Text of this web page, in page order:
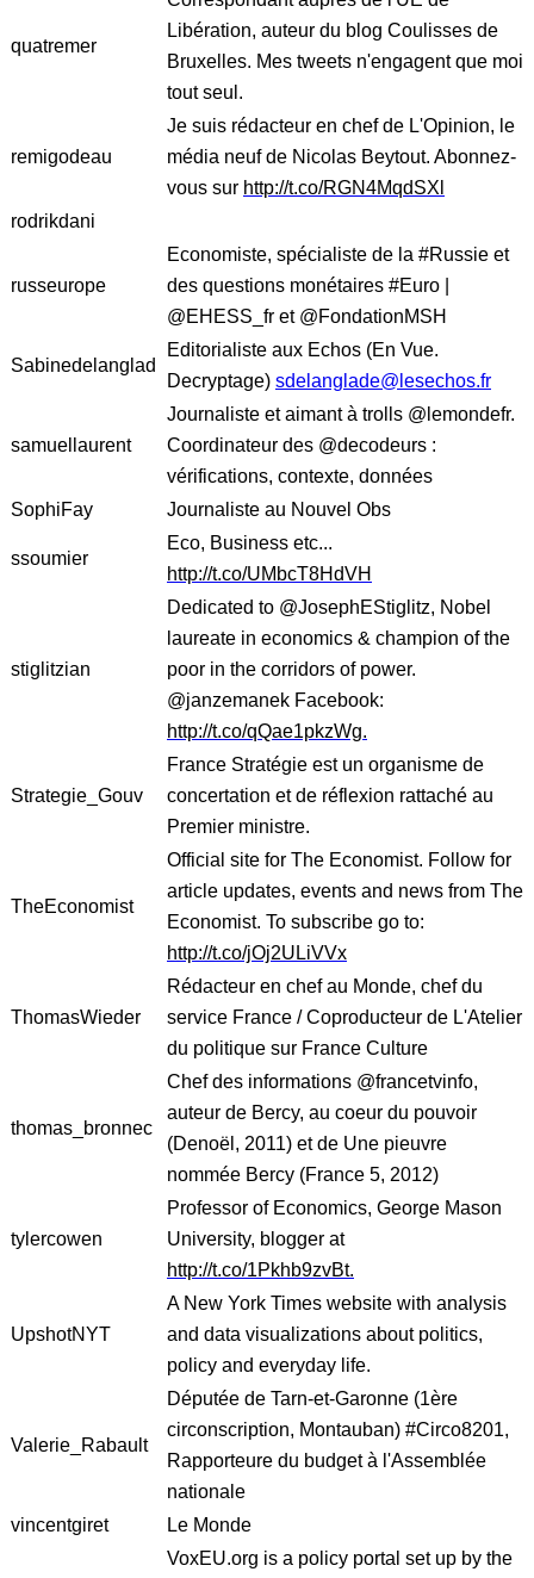
quatremer
Libération, auteur du blog Coulisses de
Bruxelles. Mes tweets n'engagent que moi
tout seul.
remigodeau
Je suis rédacteur en chef de L'Opinion, le
média neuf de Nicolas Beytout. Abonnez-
vous sur http://t.co/RGN4MqdSXl
rodrikdani
russeurope
Economiste, spécialiste de la #Russie et
des questions monétaires #Euro |
@EHESS_fr et @FondationMSH
Sabinedelanglad
Editorialiste aux Echos (En Vue.
Decryptage) sdelanglade@lesechos.fr
samuellaurent
Journaliste et aimant à trolls @lemondefr.
Coordinateur des @decodeurs :
vérifications, contexte, données
SophiFay
Journaliste au Nouvel Obs
ssoumier
Eco, Business etc...
http://t.co/UMbcT8HdVH
stiglitzian
Dedicated to @JosephEStiglitz, Nobel
laureate in economics & champion of the
poor in the corridors of power.
@janzemanek Facebook:
http://t.co/qQae1pkzWg.
Strategie_Gouv
France Stratégie est un organisme de
concertation et de réflexion rattaché au
Premier ministre.
TheEconomist
Official site for The Economist. Follow for
article updates, events and news from The
Economist. To subscribe go to:
http://t.co/jOj2ULiVVx
ThomasWieder
Rédacteur en chef au Monde, chef du
service France / Coproducteur de L'Atelier
du politique sur France Culture
thomas_bronnec
Chef des informations @francetvinfo,
auteur de Bercy, au coeur du pouvoir
(Denoël, 2011) et de Une pieuvre
nommée Bercy (France 5, 2012)
tylercowen
Professor of Economics, George Mason
University, blogger at
http://t.co/1Pkhb9zvBt.
UpshotNYT
A New York Times website with analysis
and data visualizations about politics,
policy and everyday life.
Valerie_Rabault
Députée de Tarn-et-Garonne (1ère
circonscription, Montauban) #Circo8201,
Rapporteure du budget à l'Assemblée
nationale
vincentgiret
Le Monde
VoxEU.org is a policy portal set up by the